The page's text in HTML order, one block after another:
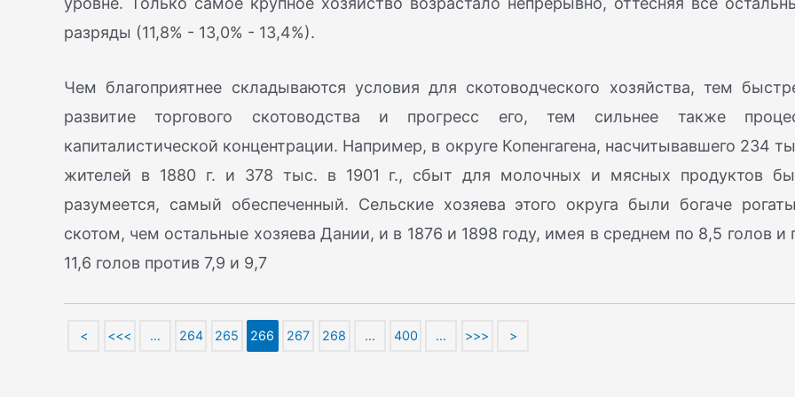
разряды (11,8% - 13,0% - 13,4%).
Чем благоприятнее складываются условия для скотоводческого хозяйства, тем
развитие торгового скотоводства и прогресс его, тем сильнее также
капиталистической концентрации. Например, в округе Копенгагена, насчитывавшего 234
жителей в 1880 г. и 378 тыс. в 1901 г., сбыт для молочных и мясных продуктов
разумеется, самый обеспеченный. Сельские хозяева этого округа были богаче
скотом, чем остальные хозяева Дании, и в 1876 и 1898 году, имея в среднем по 8,5 голов и
11,6 голов против 7,9 и 9,7
< <<< … 264 265 266 267 268 … 400 … >>> >